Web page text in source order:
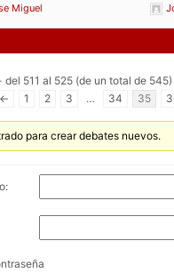
Miguel
del 511 al 525 (de un total de 545)
←
1 2 3 … 34 35
para crear debates nuevos.